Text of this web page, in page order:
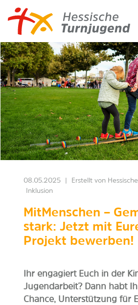
08.05.2025 Erstellt von
Inklusion
MitMenschen –
stark: Jetzt mit
Projekt bewerben!
Ihr engagiert Euch in der
Jugendarbeit? Dann habt
Chance, Unterstützung für